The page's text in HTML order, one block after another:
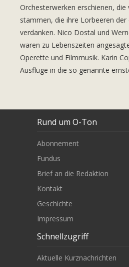
Orchesterwerken erschienen,
stammen, die ihre Lorbeeren
verdanken. Nico Dostal und
waren zu Lebenszeiten
Operette und Filmmusik. Karin
Ausflüge in die so genannte
Rund um O-Ton
Abonnement
Fundus
Brief an die Redaktion
Kontakt
Geschichte
Impressum
Schnellzugriff
Aktuelle Kurznachrichten